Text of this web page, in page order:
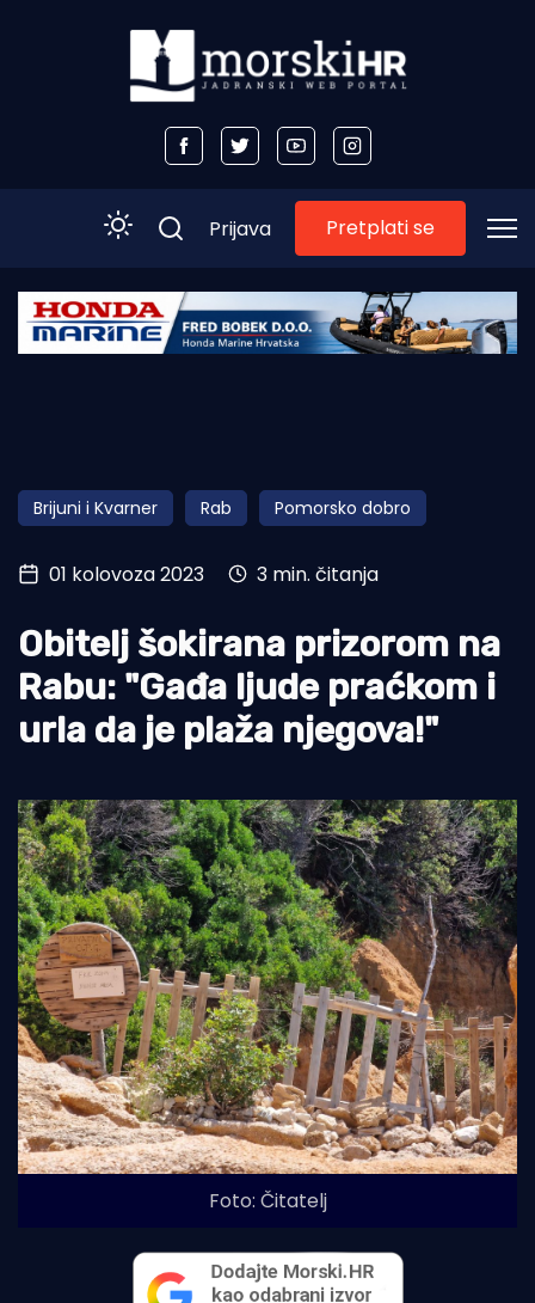
Početna
Obala
Otoci
Turizam i nautika
Pomorstvo
Ribolov
Ekologija
Prijava Pretplati se
Brijuni i Kvarner Rab Pomorsko dobro
01 kolovoza 2023 3 min. čitanja
Obitelj šokirana prizorom na
Rabu: "Gađa ljude praćkom i
urla da je plaža njegova!"
Foto: Čitatelj